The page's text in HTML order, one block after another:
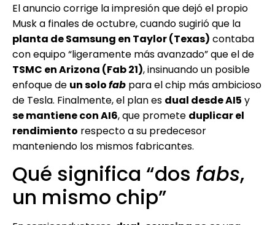
El anuncio corrige la impresión que dejó el propio
Musk a finales de octubre, cuando sugirió que la
planta de Samsung en Taylor (Texas) contaba
con equipo “ligeramente más avanzado” que el de
TSMC en Arizona (Fab 21), insinuando un posible
enfoque de un solofab para el chip más ambicioso
de Tesla. Finalmente, el plan es dual desde AI5 y
se mantiene con AI6, que promete duplicar el
rendimiento respecto a su predecesor
manteniendo los mismos fabricantes.
Qué significa “dos fabs,
un mismo chip”